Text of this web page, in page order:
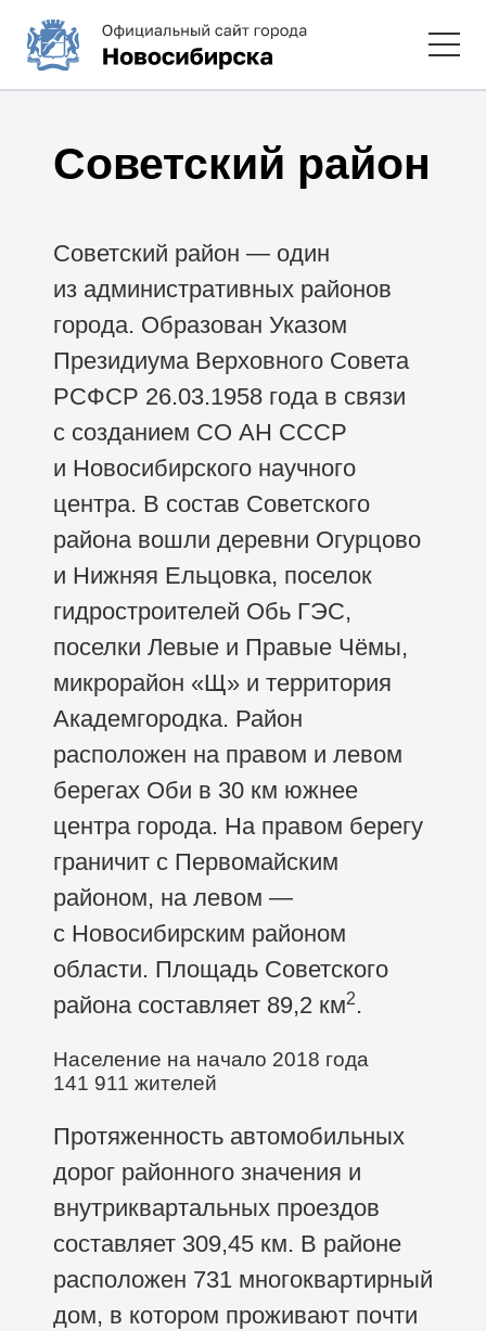
Советский район
Советский район — один
из административных районов
города. Образован Указом
Президиума Верховного Совета
РСФСР 26.03.1958 года в связи
с созданием СО АН СССР
и Новосибирского научного
центра. В состав Советского
района вошли деревни Огурцово
и Нижняя Ельцовка, поселок
гидростроителей Обь ГЭС,
поселки Левые и Правые Чёмы,
микрорайон «Щ» и территория
Академгородка. Район
расположен на правом и левом
берегах Оби в 30 км южнее
центра города. На правом берегу
граничит с Первомайским
районом, на левом —
с Новосибирским районом
области. Площадь Советского
района составляет 89,2 км2.
Население на начало 2018 года
141 911 жителей
Протяженность автомобильных
дорог районного значения и
внутриквартальных проездов
составляет 309,45 км. В районе
расположен 731 многоквартирный
дом, в котором проживают почти